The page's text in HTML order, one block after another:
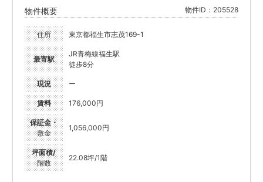
物件概要 物件ID：205528
住所 東京都福生市志茂169-1
最寄駅
JR青梅線福生駅
徒歩8分
現況 ー
賃料 176,000円
保証金・
敷金
1,056,000円
坪面積/
階数
22.08坪/1階